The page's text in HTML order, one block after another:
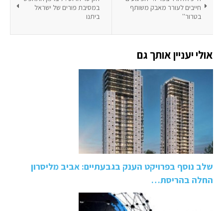
במסיבת פורים של ישראל
ביתנו
חייבים לעורר מאבק משותף
בטרור''
אולי יעניין אותך גם
שלב נוסף בפרויקט הענק בגבעתיים: אביב מליסרון
החלה בהריסת…